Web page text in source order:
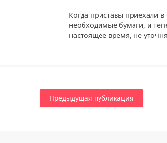
Когда приставы приехали
необходимые бумаги, и
настоящее время, не
Предыдущая публикация